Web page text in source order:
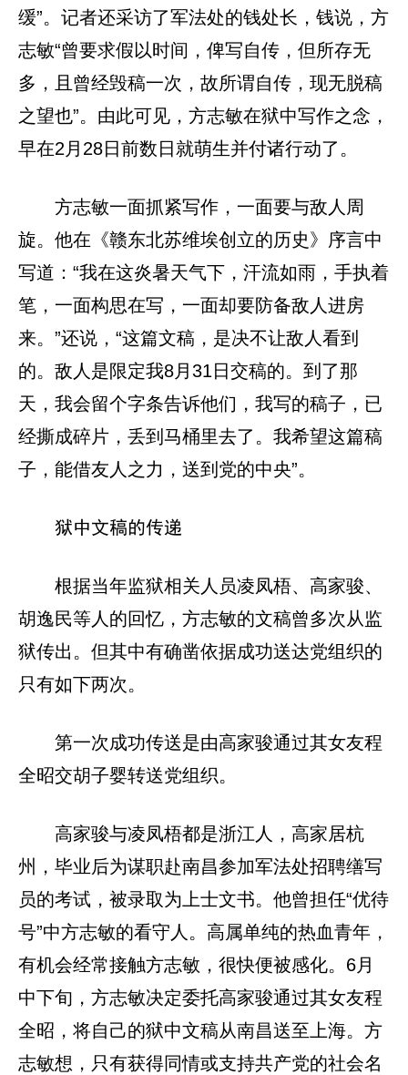
缓”。记者还采访了军法处的钱处长，钱说，方
志敏“曾要求假以时间，俾写自传，但所存无
多，且曾经毁稿一次，故所谓自传，现无脱稿
之望也”。由此可见，方志敏在狱中写作之念，
早在2月28日前数日就萌生并付诸行动了。
方志敏一面抓紧写作，一面要与敌人周
旋。他在《赣东北苏维埃创立的历史》序言中
写道：“我在这炎暑天气下，汗流如雨，手执着
笔，一面构思在写，一面却要防备敌人进房
来。”还说，“这篇文稿，是决不让敌人看到
的。敌人是限定我8月31日交稿的。到了那
天，我会留个字条告诉他们，我写的稿子，已
经撕成碎片，丢到马桶里去了。我希望这篇稿
子，能借友人之力，送到党的中央”。
狱中文稿的传递
根据当年监狱相关人员凌凤梧、高家骏、
胡逸民等人的回忆，方志敏的文稿曾多次从监
狱传出。但其中有确凿依据成功送达党组织的
只有如下两次。
第一次成功传送是由高家骏通过其女友程
全昭交胡子婴转送党组织。
高家骏与凌凤梧都是浙江人，高家居杭
州，毕业后为谋职赴南昌参加军法处招聘缮写
员的考试，被录取为上士文书。他曾担任“优待
号”中方志敏的看守人。高属单纯的热血青年，
有机会经常接触方志敏，很快便被感化。6月
中下旬，方志敏决定委托高家骏通过其女友程
全昭，将自己的狱中文稿从南昌送至上海。方
志敏想，只有获得同情或支持共产党的社会名